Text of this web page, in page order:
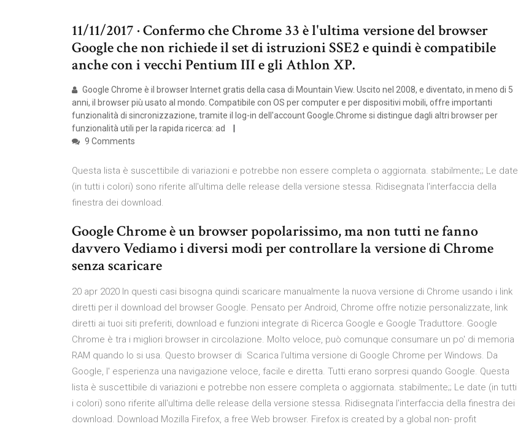
11/11/2017 · Confermo che Chrome 33 è l'ultima versione del browser
Google che non richiede il set di istruzioni SSE2 e quindi è compatibile
anche con i vecchi Pentium III e gli Athlon XP.
Google Chrome è il browser Internet gratis della casa di Mountain View. Uscito nel 2008, e diventato, in meno di 5
anni, il browser più usato al mondo. Compatibile con OS per computer e per dispositivi mobili, offre importanti
funzionalità di sincronizzazione, tramite il log-in dell'account Google.Chrome si distingue dagli altri browser per
funzionalità utili per la rapida ricerca: ad
9 Comments
Questa lista è suscettibile di variazioni e potrebbe non essere completa o aggiornata. stabilmente;; Le date
(in tutti i colori) sono riferite all'ultima delle release della versione stessa. Ridisegnata l'interfaccia della
finestra dei download.
Google Chrome è un browser popolarissimo, ma non tutti ne fanno
davvero Vediamo i diversi modi per controllare la versione di Chrome
senza scaricare
20 apr 2020 In questi casi bisogna quindi scaricare manualmente la nuova versione di Chrome usando i link
diretti per il download del browser Google. Pensato per Android, Chrome offre notizie personalizzate, link
diretti ai tuoi siti preferiti, download e funzioni integrate di Ricerca Google e Google Traduttore. Google
Chrome è tra i migliori browser in circolazione. Molto veloce, può comunque consumare un po' di memoria
RAM quando lo si usa. Questo browser di Scarica l'ultima versione di Google Chrome per Windows. Da
Google, l' esperienza una navigazione veloce, facile e diretta. Tutti erano sorpresi quando Google. Questa
lista è suscettibile di variazioni e potrebbe non essere completa o aggiornata. stabilmente;; Le date (in tutti
i colori) sono riferite all'ultima delle release della versione stessa. Ridisegnata l'interfaccia della finestra dei
download. Download Mozilla Firefox, a free Web browser. Firefox is created by a global non- profit